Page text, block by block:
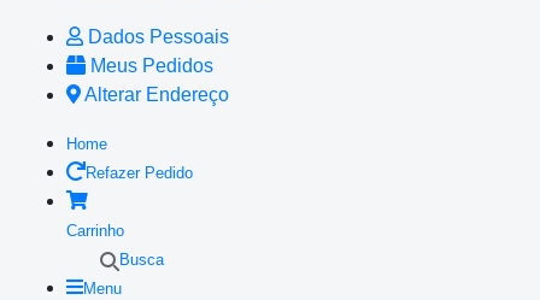
Dados Pessoais
Meus Pedidos
Alterar Endereço
Home
Refazer Pedido
Carrinho
Busca
Menu